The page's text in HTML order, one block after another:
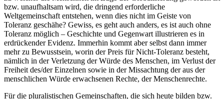
bzw. unaufhaltsam wird, die dringend erforderliche
Weltgemeinschaft entstehen, wenn dies nicht im Geiste von
Toleranz geschähe? Gewiss, es geht auch anders, es ist auch ohne
Toleranz möglich – Geschichte und Gegenwart illustrieren es in
erdrückender Evidenz. Immerhin kommt aber selbst dann immer
mehr zu Bewusstsein, worin der Preis für Nicht-Toleranz besteht,
nämlich in der Verletzung der Würde des Menschen, im Verlust der
Freiheit des/der Einzelnen sowie in der Missachtung der aus der
menschlichen Würde erwachsenen Rechte, der Menschenrechte.
Für die pluralistischen Gemeinschaften, die sich heute bilden bzw.